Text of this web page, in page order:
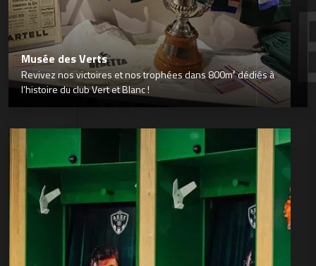
Musée des Verts
Revivez nos victoires et nos trophées dans 800m² dédiés à
l’histoire du club Vert et Blanc !